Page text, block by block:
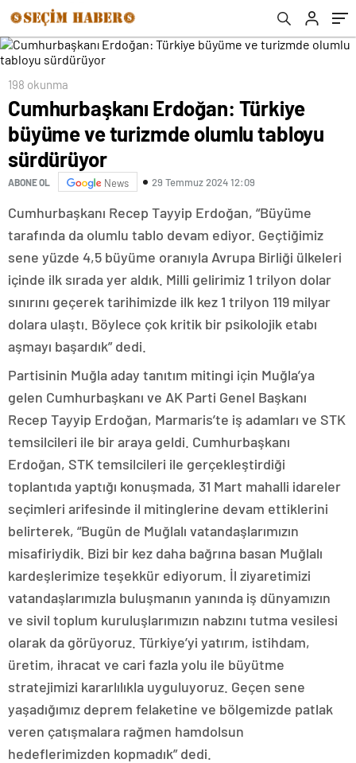
198 okunma
Cumhurbaşkanı Erdoğan: Türkiye
büyüme ve turizmde olumlu tabloyu
sürdürüyor
ABONE OL News 29 Temmuz 2024 12:09
Cumhurbaşkanı Recep Tayyip Erdoğan, “Büyüme
tarafında da olumlu tablo devam ediyor. Geçtiğimiz
sene yüzde 4,5 büyüme oranıyla Avrupa Birliği ülkeleri
içinde ilk sırada yer aldık. Milli gelirimiz 1 trilyon dolar
sınırını geçerek tarihimizde ilk kez 1 trilyon 119 milyar
dolara ulaştı. Böylece çok kritik bir psikolojik etabı
aşmayı başardık” dedi.
Partisinin Muğla aday tanıtım mitingi için Muğla’ya
gelen Cumhurbaşkanı ve AK Parti Genel Başkanı
Recep Tayyip Erdoğan, Marmaris’te iş adamları ve STK
temsilcileri ile bir araya geldi. Cumhurbaşkanı
Erdoğan, STK temsilcileri ile gerçekleştirdiği
toplantıda yaptığı konuşmada, 31 Mart mahalli idareler
seçimleri arifesinde il mitinglerine devam ettiklerini
belirterek, “Bugün de Muğlalı vatandaşlarımızın
misafiriydik. Bizi bir kez daha bağrına basan Muğlalı
kardeşlerimize teşekkür ediyorum. İl ziyaretimizi
vatandaşlarımızla buluşmanın yanında iş dünyamızın
ve sivil toplum kuruluşlarımızın nabzını tutma vesilesi
olarak da görüyoruz. Türkiye’yi yatırım, istihdam,
üretim, ihracat ve cari fazla yolu ile büyütme
stratejimizi kararlılıkla uyguluyoruz. Geçen sene
yaşadığımız deprem felaketine ve bölgemizde patlak
veren çatışmalara rağmen hamdolsun
hedeflerimizden kopmadık” dedi.